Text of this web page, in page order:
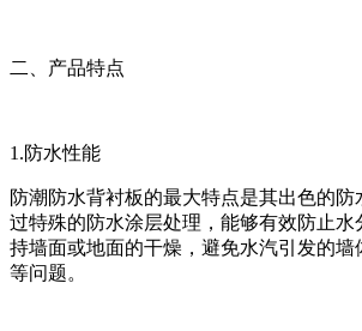
二、产品特点
1.防水性能
防潮防水背衬板的最大特点是其出色的
过特殊的防水涂层处理，能够有效防止水
持墙面或地面的干燥，避免水汽引发的墙
等问题。